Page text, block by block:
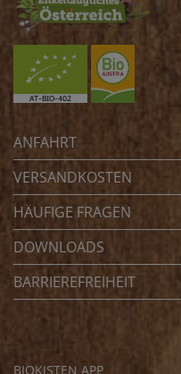
ANFAHRT
VERSANDKOSTEN
HÄUFIGE FRAGEN
DOWNLOADS
BARRIEREFREIHEIT
BIOKISTEN APP